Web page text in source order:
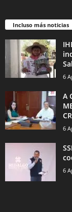
Incluso más noticias
6
A
6
6